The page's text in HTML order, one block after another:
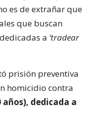
es de extrañar que
que buscan
a ‘tradear
prisión preventiva
homicidio contra
años), dedicada a